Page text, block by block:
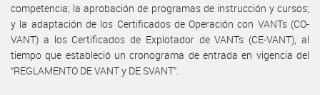
competencia; la aprobación de programas de instrucción y cursos;
y la adaptación de los Certificados de Operación con VANTs (CO-
VANT) a los Certificados de Explotador de VANTs (CE-VANT), al
tiempo que estableció un cronograma de entrada en vigencia del
“REGLAMENTO DE VANT y DE SVANT”.